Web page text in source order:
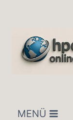
MENÜ